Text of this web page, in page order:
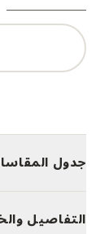
جدول
التفاصيل